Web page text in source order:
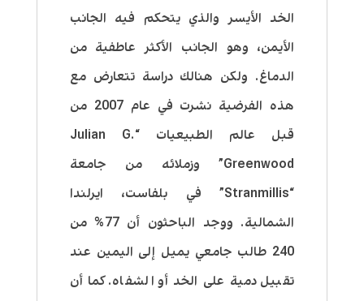
الخد الأيسر والذي يتحكم فيه الجانب
الأيمن، وهو الجانب الأكثر عاطفية من
الدماغ. ولكن هنالك دراسة تتعارض مع
هذه الفرضية نشرت في عام 2007 من
قبل عالم الطبيعيات “Julian G.
Greenwood” وزملائه من جامعة
“Stranmillis” في بلفاست، ايرلندا
الشمالية. ووجد الباحثون أن 77% من
240 طالب جامعي يميل إلى اليمين عند
تقبيل دمية على الخد أو الشفاه. كما أن